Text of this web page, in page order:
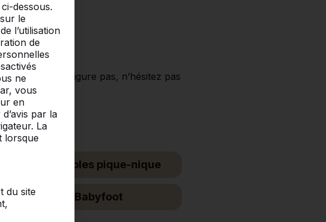
dessous.
le
l’utilisation
de
ne
vous
en
par la
La
lorsque
du site
question n’y figure pas, n’hésitez pas
Ensembles pique-nique
Babyfoot